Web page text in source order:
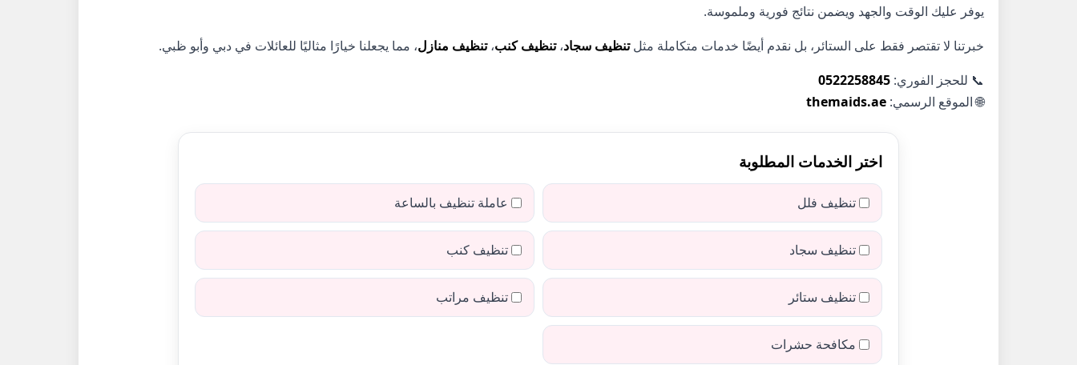
يوفر عليك الوقت والجهد ويضمن نتائج فورية وملموسة.
خبرتنا لا تقتصر فقط على الستائر، بل نقدم أيضًا خدمات متكاملة مثلتنظيف سجاد،تنظيف كنب،تنظيف منازل، مما يجعلنا خيارًا مثاليًا للعائلات في دبي وأبو ظبي.
📞 للحجز الفوري: 0522258845
🌐 الموقع الرسمي: themaids.ae
اختر الخدمات المطلوبة
تنظيف فلل عاملة تنظيف بالساعة
تنظيف سجاد تنظيف كنب
تنظيف ستائر تنظيف مراتب
مكافحة حشرات